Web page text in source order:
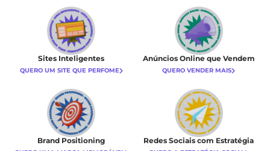
Sites Inteligentes
QUERO UM SITE QUE PERFOME
Anúncios Online que Vendem
QUERO VENDER MAIS
Brand Positioning Redes Sociais com Estratégia